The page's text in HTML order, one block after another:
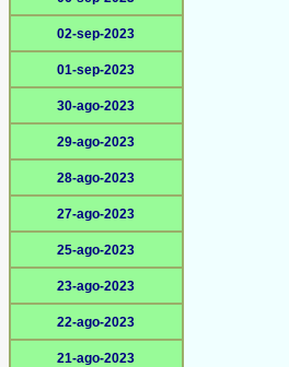
02-sep-2023
01-sep-2023
30-ago-2023
29-ago-2023
28-ago-2023
27-ago-2023
25-ago-2023
23-ago-2023
22-ago-2023
21-ago-2023